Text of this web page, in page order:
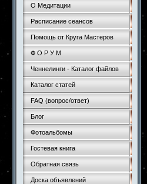
О Медитации
Расписание сеансов
Помощь от Круга Мастеров
Ф О Р У М
Ченнелинги - Каталог файлов
Каталог статей
FAQ (вопрос/ответ)
Блог
Фотоальбомы
Гостевая книга
Обратная связь
Доска объявлений